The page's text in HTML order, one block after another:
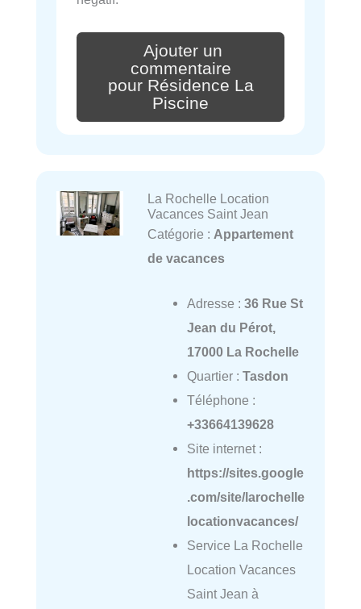
Ajouter un
commentaire
pour Résidence La
Piscine
La Rochelle Location
Vacances Saint Jean
Catégorie : Appartement
de vacances
Adresse : 36 Rue St
Jean du Pérot,
17000 La Rochelle
Quartier : Tasdon
Téléphone :
+33664139628
Site internet :
https://sites.google
.com/site/larochelle
locationvacances/
Service La Rochelle
Location Vacances
Saint Jean à